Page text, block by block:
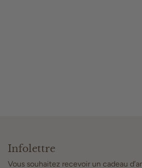
Infolettre
Vous souhaitez recevoir un cadeau